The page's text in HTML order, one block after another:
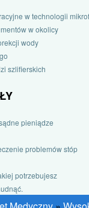
w technologii
w okolicy
wody
szlifierskich
pieniądze
problemów stóp
potrzebujesz